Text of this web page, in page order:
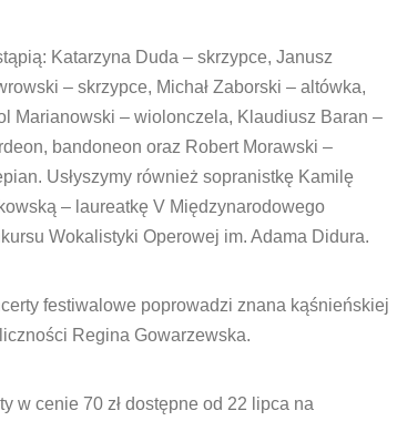
Katarzyna Duda – skrzypce, Janusz
– skrzypce, Michał Zaborski – altówka,
Marianowski – wiolonczela, Klaudiusz Baran –
bandoneon oraz Robert Morawski –
Usłyszymy również sopranistkę Kamilę
– laureatkę V Międzynarodowego
Wokalistyki Operowej im. Adama Didura.
festiwalowe poprowadzi znana kąśnieńskiej
Regina Gowarzewska.
w cenie 70 zł dostępne od 22 lipca na